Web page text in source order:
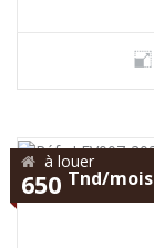
à louer
650 Tnd/mois